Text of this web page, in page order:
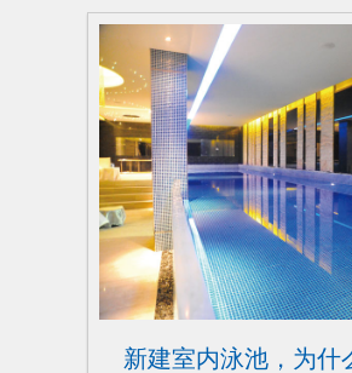
新建室内泳池，为什